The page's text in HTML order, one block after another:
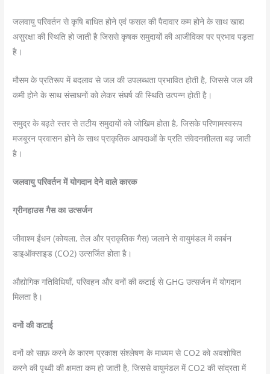
जलवायु परिवर्तन से कृषि बाधित होने एवं फसल की पैदावार कम होने के साथ खाद्य
असुरक्षा की स्थिति हो जाती है जिससे कृषक समुदायों की आजीविका पर प्रभाव पड़ता
है।
मौसम के प्रतिरूप में बदलाव से जल की उपलब्धता प्रभावित होती है, जिससे जल की
कमी होने के साथ संसाधनों को लेकर संघर्ष की स्थिति उत्पन्न होती है।
समुद्र के बढ़ते स्तर से तटीय समुदायों को जोखिम होता है, जिसके परिणामस्वरूप
मजबूरन प्रवासन होने के साथ प्राकृतिक आपदाओं के प्रति संवेदनशीलता बढ़ जाती
है।
जलवायु परिवर्तन में योगदान देने वाले कारक
ग्रीनहाउस गैस का उत्सर्जन
जीवाश्म ईंधन (कोयला, तेल और प्राकृतिक गैस) जलाने से वायुमंडल में कार्बन
डाइऑक्साइड (CO2) उत्सर्जित होता है।
औद्योगिक गतिविधियाँ, परिवहन और वनों की कटाई से GHG उत्सर्जन में योगदान
मिलता है।
वनों की कटाई
वनों को साफ़ करने के कारण प्रकाश संश्लेषण के माध्यम से CO2 को अवशोषित
करने की पृथ्वी की क्षमता कम हो जाती है, जिससे वायुमंडल में CO2 की सांद्रता में